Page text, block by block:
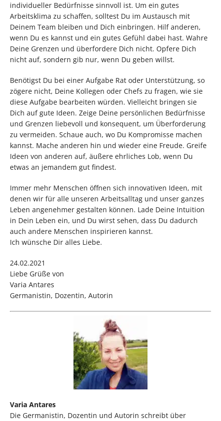
individueller Bedürfnisse sinnvoll ist. Um ein gutes
Arbeitsklima zu schaffen, solltest Du im Austausch mit
Deinem Team bleiben und Dich einbringen. Hilf anderen,
wenn Du es kannst und ein gutes Gefühl dabei hast. Wahre
Deine Grenzen und überfordere Dich nicht. Opfere Dich
nicht auf, sondern gib nur, wenn Du geben willst.
Benötigst Du bei einer Aufgabe Rat oder Unterstützung, so
zögere nicht, Deine Kollegen oder Chefs zu fragen, wie sie
diese Aufgabe bearbeiten würden. Vielleicht bringen sie
Dich auf gute Ideen. Zeige Deine persönlichen Bedürfnisse
und Grenzen liebevoll und konsequent, um Überforderung
zu vermeiden. Schaue auch, wo Du Kompromisse machen
kannst. Mache anderen hin und wieder eine Freude. Greife
Ideen von anderen auf, äußere ehrliches Lob, wenn Du
etwas an jemandem gut findest.
Immer mehr Menschen öffnen sich innovativen Ideen, mit
denen wir für alle unseren Arbeitsalltag und unser ganzes
Leben angenehmer gestalten können. Lade Deine Intuition
in Dein Leben ein, und Du wirst sehen, dass Du dadurch
auch andere Menschen inspirieren kannst.
Ich wünsche Dir alles Liebe.
24.02.2021
Liebe Grüße von
Varia Antares
Germanistin, Dozentin, Autorin
Varia Antares
Die Germanistin, Dozentin und Autorin schreibt über